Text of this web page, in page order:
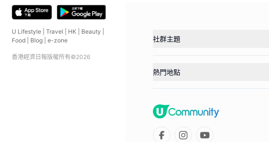
U Lifestyle Travel HK Beauty
Food
Blog e-zone
香港經濟日報版權所有©2026
社群主題
熱門地點